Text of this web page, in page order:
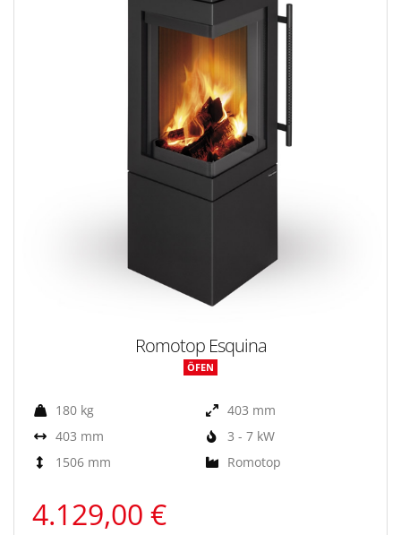
Romotop Esquina
ÖFEN
180 kg
403 mm
1506 mm
403 mm
3 - 7 kW
Romotop
4.129,00 €